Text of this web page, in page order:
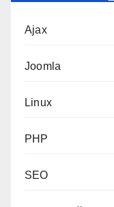
Ajax
Joomla
Linux
PHP
SEO